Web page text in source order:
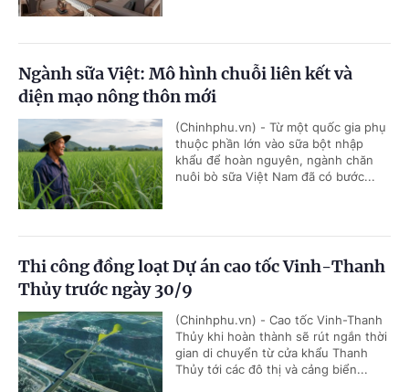
Ngành sữa Việt: Mô hình chuỗi liên kết và
diện mạo nông thôn mới
(Chinhphu.vn) - Từ một quốc gia phụ
thuộc phần lớn vào sữa bột nhập
khẩu để hoàn nguyên, ngành chăn
nuôi bò sữa Việt Nam đã có bước...
Thi công đồng loạt Dự án cao tốc Vinh-Thanh
Thủy trước ngày 30/9
(Chinhphu.vn) - Cao tốc Vinh-Thanh
Thủy khi hoàn thành sẽ rút ngắn thời
gian di chuyển từ cửa khẩu Thanh
Thủy tới các đô thị và cảng biển...